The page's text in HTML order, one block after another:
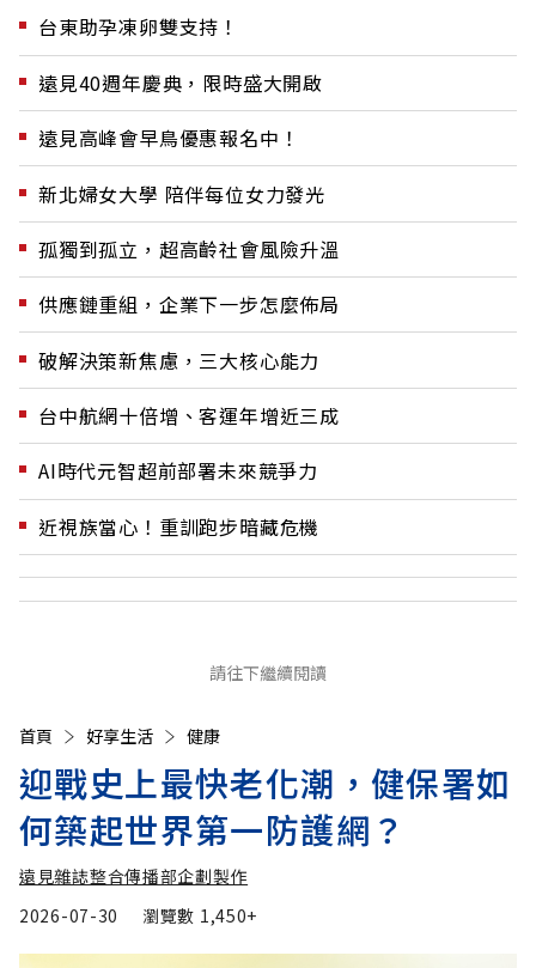
台東助孕凍卵雙支持！
遠見40週年慶典，限時盛大開啟
遠見高峰會早鳥優惠報名中！
新北婦女大學 陪伴每位女力發光
孤獨到孤立，超高齡社會風險升溫
供應鏈重組，企業下一步怎麼佈局
破解決策新焦慮，三大核心能力
台中航網十倍增、客運年增近三成
AI時代元智超前部署未來競爭力
近視族當心！重訓跑步暗藏危機
請往下繼續閱讀
首頁 好享生活 健康
迎戰史上最快老化潮，健保署如
何築起世界第一防護網？
遠見雜誌整合傳播部企劃製作
2026-07-30
瀏覽數 1,450+